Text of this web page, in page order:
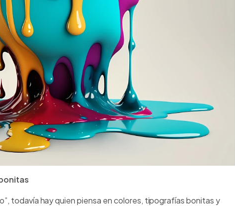
todavía hay quien piensa en colores, tipografías bonitas y